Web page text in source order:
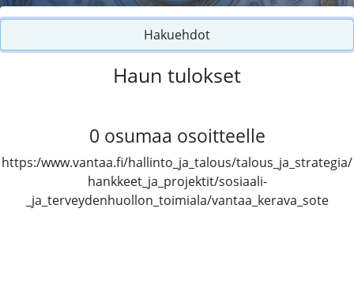
Hakuehdot
Haun tulokset
0 osumaa osoitteelle
https:/www.vantaa.fi/hallinto_ja_talous/talous_ja_strategia/
hankkeet_ja_projektit/sosiaali-
_ja_terveydenhuollon_toimiala/vantaa_kerava_sote